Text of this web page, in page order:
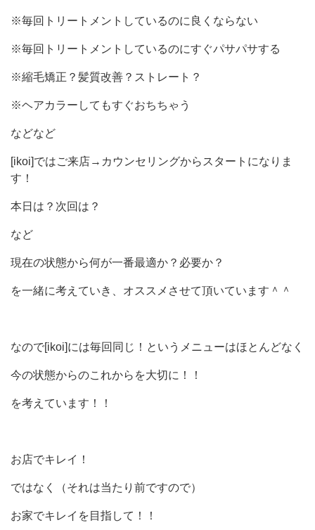
※毎回トリートメントしているのに良くならない
※毎回トリートメントしているのにすぐパサパサする
※縮毛矯正？髪質改善？ストレート？
※ヘアカラーしてもすぐおちちゃう
などなど
[ikoi]ではご来店→カウンセリングからスタートになりま
す！
本日は？次回は？
など
現在の状態から何が一番最適か？必要か？
を一緒に考えていき、オススメさせて頂いています＾＾
なので[ikoi]には毎回同じ！というメニューはほとんどなく
今の状態からのこれからを大切に！！
を考えています！！
お店でキレイ！
ではなく（それは当たり前ですので）
お家でキレイを目指して！！